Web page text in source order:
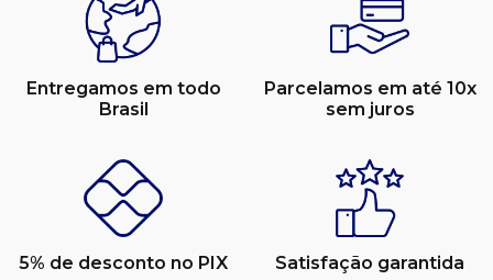
Entregamos em todo
Brasil
Parcelamos em até 10x
sem juros
5% de desconto no PIX Satisfação garantida